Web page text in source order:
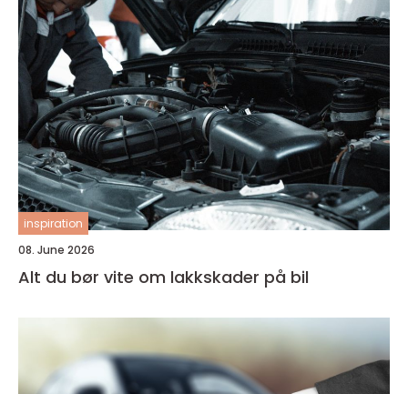
inspiration
08. June 2026
Alt du bør vite om lakkskader på bil